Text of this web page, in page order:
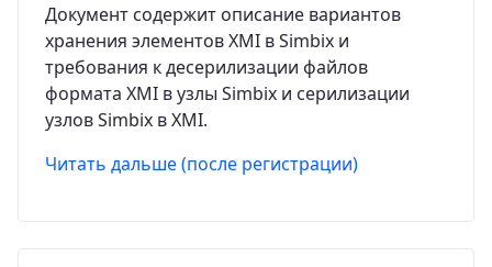
Документ содержит описание вариантов
хранения элементов XMI в Simbix и
требования к десерилизации файлов
формата XMI в узлы Simbix и серилизации
узлов Simbix в XMI.
Читать дальше (после регистрации)